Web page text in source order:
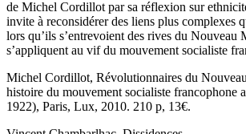
de Michel Cordillot par sa réflexion sur
invite à reconsidérer des liens plus complexes
lors qu’ils s’entrevoient des rives du Nouveau
s’appliquent au vif du mouvement socialiste
Michel Cordillot, Révolutionnaires du
histoire du mouvement socialiste francophone
1922), Paris, Lux, 2010. 210 p, 13€.